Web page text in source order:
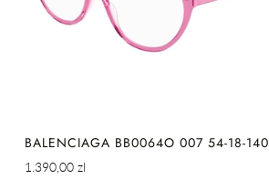
BALENCIAGA BB0064O 007 54-18-140
Cena
1.390,00 zl